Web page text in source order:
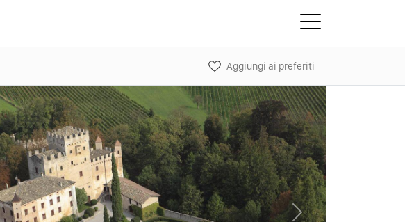
Aggiungi ai preferiti
Next